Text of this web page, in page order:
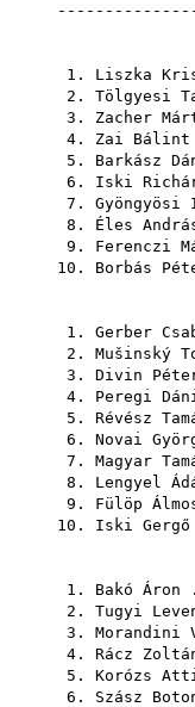
1. Liszka
2. Tölgyesi
3. Zacher
4. Zai Bálint
5. Barkász
6. Iski
7. Gyöngyösi
8. Éles
9. Ferenczi
10. Borbás
1. Gerber
2. Mušinský
3. Divin
4. Peregi
5. Révész
6. Novai
7. Magyar
8. Lengyel
9. Fülöp
10. Iski Gergő
1. Bakó Áron
2. Tugyi
3. Morandini
4. Rácz
5. Korózs
6. Szász